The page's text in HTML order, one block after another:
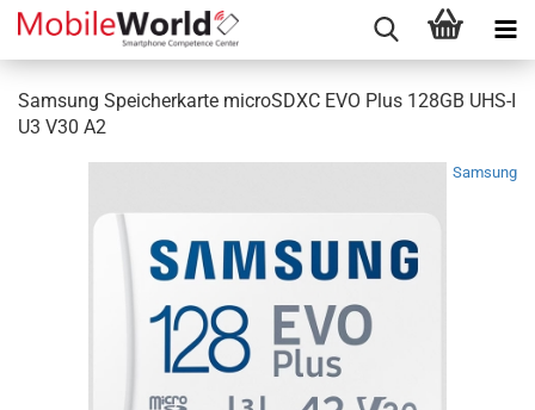
Samsung Speicherkarte microSDXC EVO Plus 128GB UHS-I
U3 V30 A2
Samsung